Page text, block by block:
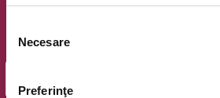
consimțământului
Necesare
Preferinţe
Email